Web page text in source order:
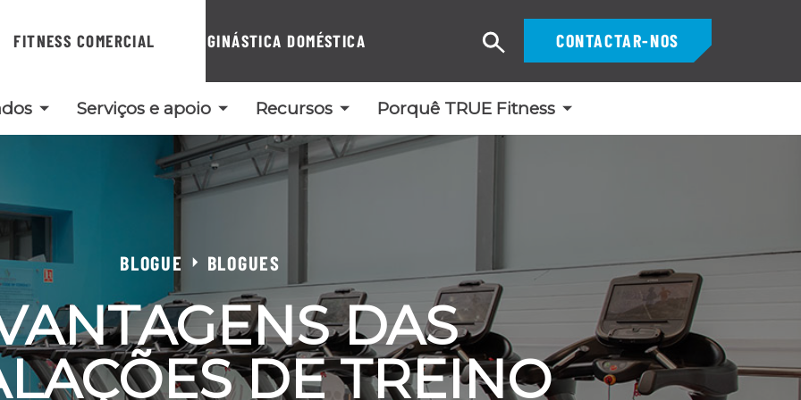
FITNESS COMERCIAL GINÁSTICA DOMÉSTICA
Serviços e apoio Recursos Porquê TRUE Fitness
CONTACTAR-NOS
Pesquisar
BLOGUE BLOGUES
DAS
DE TREINO